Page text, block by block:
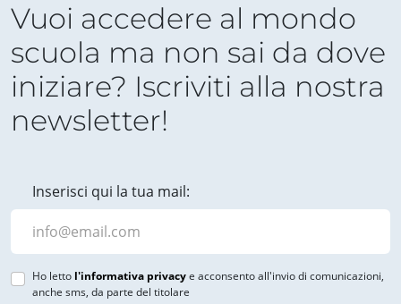
Vuoi accedere al mondo
scuola ma non sai da dove
iniziare? Iscriviti alla nostra
newsletter!
Inserisci qui la tua mail:
Ho letto l'informativa privacye acconsento all'invio di comunicazioni,
anche sms, da parte del titolare